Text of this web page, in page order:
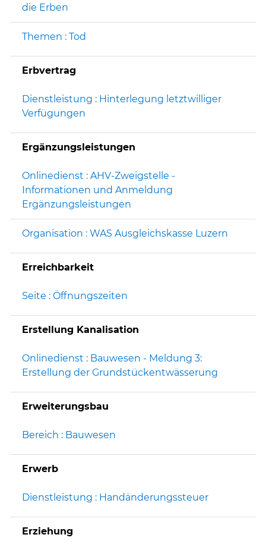
die Erben
Themen : Tod
Erbvertrag
Dienstleistung : Hinterlegung letztwilliger
Verfügungen
Ergänzungsleistungen
Onlinedienst : AHV-Zweigstelle -
Informationen und Anmeldung
Ergänzungsleistungen
Organisation : WAS Ausgleichskasse Luzern
Erreichbarkeit
Seite : Öffnungszeiten
Erstellung Kanalisation
Onlinedienst : Bauwesen - Meldung 3:
Erstellung der Grundstückentwässerung
Erweiterungsbau
Bereich : Bauwesen
Erwerb
Dienstleistung : Handänderungssteuer
Erziehung